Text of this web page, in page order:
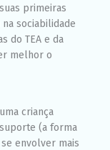
primeiras
sociabilidade
do TEA e da
melhor o
criança
(a forma
envolver mais